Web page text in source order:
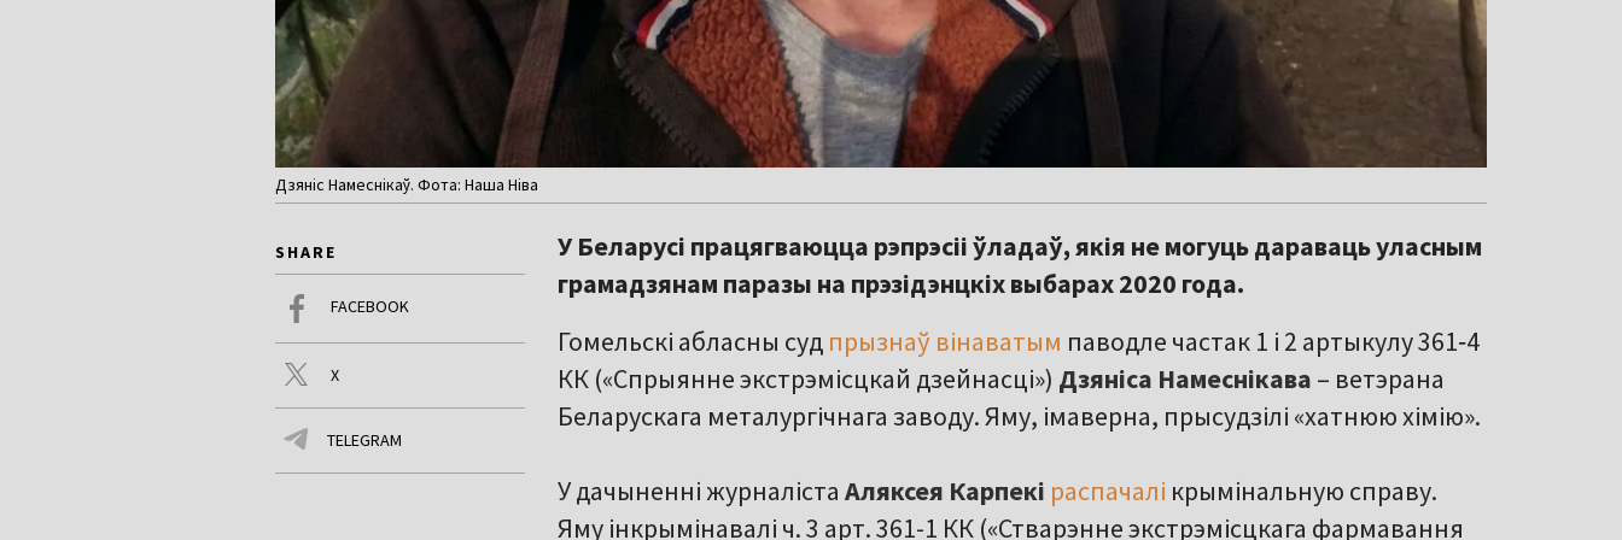
Дзяніс Намеснікаў. Фота: Наша Ніва
SHARE
FACEBOOK
X
TELEGRAM
У Беларусі працягваюцца рэпрэсіі ўладаў, якія не могуць дараваць уласным
грамадзянам паразы на прэзідэнцкіх выбарах 2020 года.
Гомельскі абласны суд прызнаў вінаватым паводле частак 1 і 2 артыкулу 361‑4
КК («Спрыянне экстрэмісцкай дзейнасці») Дзяніса Намеснікава – ветэрана
Беларускага металургічнага заводу. Яму, імаверна, прысудзілі «хатнюю хімію».
У дачыненні журналіста Аляксея Карпекі распачалі крымінальную справу.
Яму інкрымінавалі ч. 3 арт. 361-1 КК («Стварэнне экстрэмісцкага фармавання